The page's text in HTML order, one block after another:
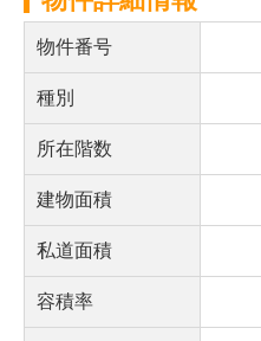
物件番号
種別
所在階数
建物面積
私道面積
容積率